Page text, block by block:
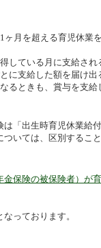
月を超える育児休業
している月に支給され
に支給した額を届け
るときも、賞与を支
「出生時育児休業給
いては、区別するこ
保険の被保険者）が
っております。